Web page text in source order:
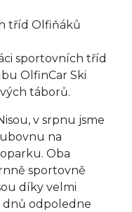
tříd Olfiňáků
sportovních tříd
OlfinCar Ski
táborů.
v srpnu jsme
na
Oba
sportovně
díky velmi
dnů odpoledne